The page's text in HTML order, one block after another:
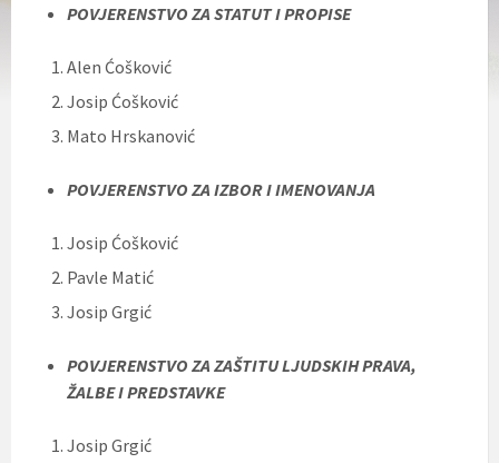
POVJERENSTVO ZA STATUT I PROPISE
Alen Ćošković
Josip Ćošković
Mato Hrskanović
POVJERENSTVO ZA IZBOR I IMENOVANJA
Josip Ćošković
Pavle Matić
Josip Grgić
POVJERENSTVO ZA ZAŠTITU LJUDSKIH PRAVA,
ŽALBE I PREDSTAVKE
Josip Grgić